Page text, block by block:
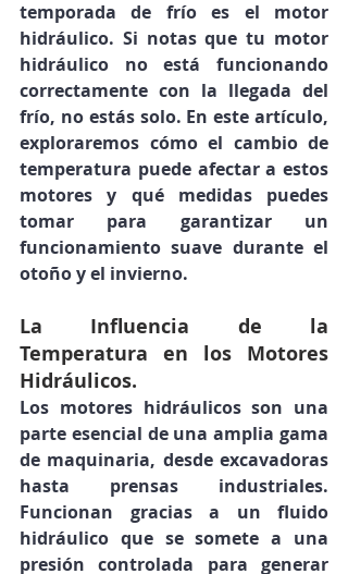
temporada de frío es el motor
hidráulico. Si notas que tu motor
hidráulico no está funcionando
correctamente con la llegada del
frío, no estás solo. En este artículo,
exploraremos cómo el cambio de
temperatura puede afectar a estos
motores y qué medidas puedes
tomar para garantizar un
funcionamiento suave durante el
otoño y el invierno.
La Influencia de la
Temperatura en los Motores
Hidráulicos.
Los motores hidráulicos son una
parte esencial de una amplia gama
de maquinaria, desde excavadoras
hasta prensas industriales.
Funcionan gracias a un fluido
hidráulico que se somete a una
presión controlada para generar